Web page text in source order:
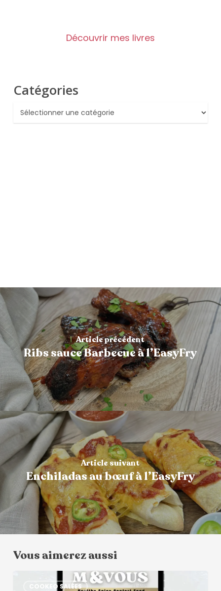
Découvrir mes livres
Catégories
Catégories
Article précédent
Ribs sauce Barbecue à l’EasyFry
Article suivant
Enchiladas au bœuf à l’EasyFry
Vous aimerez aussi
COOKEO SALÉES